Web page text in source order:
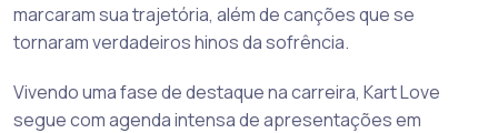
marcaram sua trajetória, além de canções que se
tornaram verdadeiros hinos da sofrência.
Vivendo uma fase de destaque na carreira, Kart Love
segue com agenda intensa de apresentações em